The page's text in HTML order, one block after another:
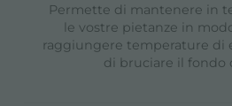
Permette di mantenere in
le vostre pietanze in
raggiungere temperature di
di bruciare il fondo